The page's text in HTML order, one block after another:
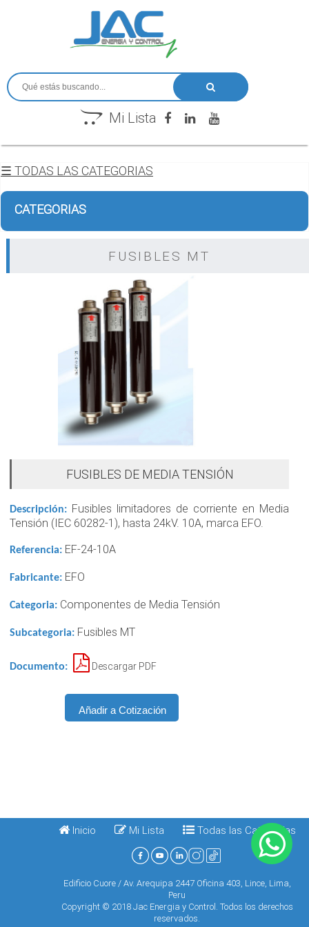
Mi Lista
☰ TODAS LAS CATEGORIAS
CATEGORIAS
FUSIBLES MT
FUSIBLES DE MEDIA TENSIÓN
Descripción: Fusibles limitadores de corriente en Media
Tensión (IEC 60282-1), hasta 24kV. 10A, marca EFO.
Referencia: EF-24-10A
Fabricante: EFO
Categoria: Componentes de Media Tensión
Subcategoria: Fusibles MT
Documento: Descargar PDF
Inicio Mi Lista Todas las Categorias
Edificio Cuore / Av. Arequipa 2447 Oficina 403, Lince, Lima,
Peru
Copyright © 2018 Jac Energia y Control. Todos los derechos
reservados.